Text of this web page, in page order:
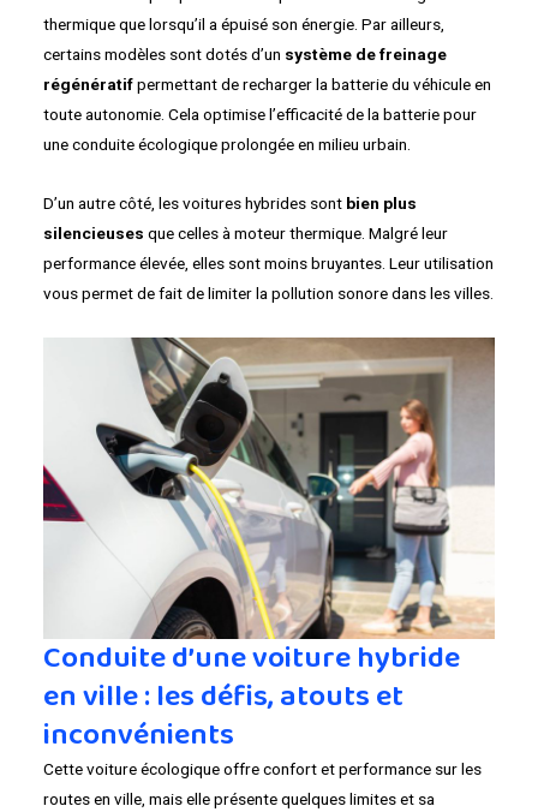
thermique que lorsqu’il a épuisé son énergie. Par ailleurs,
certains modèles sont dotés d’un système de freinage
régénératifpermettant de recharger la batterie du véhicule en
toute autonomie. Cela optimise l’efficacité de la batterie pour
une conduite écologique prolongée en milieu urbain.
D’un autre côté, les voitures hybrides sontbien plus
silencieuses que celles à moteur thermique. Malgré leur
performance élevée, elles sont moins bruyantes. Leur utilisation
vous permet de fait de limiter la pollution sonore dans les villes.
Conduite d’une voiture hybride
en ville : les défis, atouts et
inconvénients
Cette voiture écologique offre confort et performance sur les
routes en ville, mais elle présente quelques limites et sa